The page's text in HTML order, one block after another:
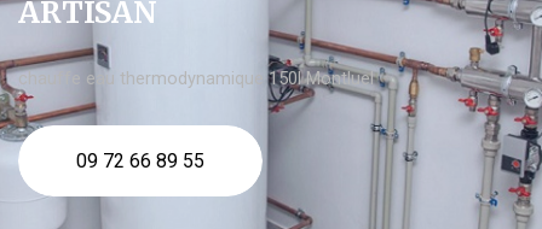
ARTISAN
chauffe eau thermodynamique 150l Montluel
09 72 66 89 55